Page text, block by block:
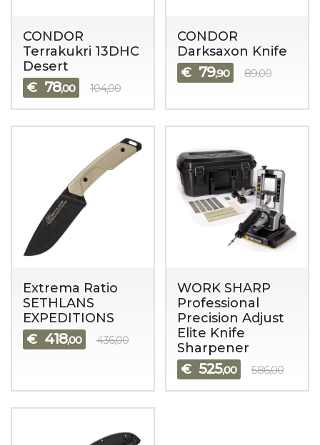
CONDOR
Terrakukri 13DHC
Desert
€ 78,00 104,00
CONDOR
Darksaxon Knife
€ 79,90 89,00
Extrema Ratio
SETHLANS
EXPEDITIONS
€ 418,00 436,00
WORK SHARP
Professional
Precision Adjust
Elite Knife
Sharpener
€ 525,00 586,00